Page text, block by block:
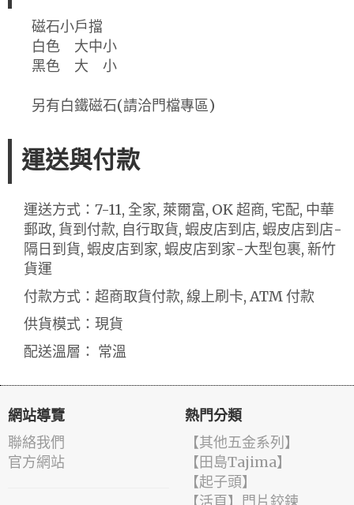
磁石小戶擋
白色 大中小
黑色 大 小
另有白鐵磁石(請洽門檔專區)
運送與付款
運送方式：7-11, 全家, 萊爾富, OK 超商, 宅配, 中華
郵政, 貨到付款, 自行取貨, 蝦皮店到店, 蝦皮店到店-
隔日到貨, 蝦皮店到家, 蝦皮店到家-大型包裹, 新竹
貨運
付款方式：超商取貨付款, 線上刷卡, ATM 付款
供貨模式：現貨
配送溫層： 常溫
網站導覽
聯絡我們
官方網站
熱門分類
【其他五金系列】
【田島Tajima】
【起子頭】